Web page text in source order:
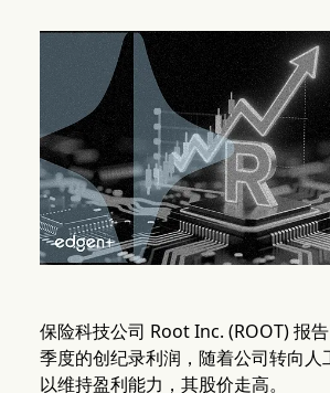
保险科技公司 Root Inc. (ROOT) 报
季度的创纪录利润，随着公司转向人
以维持盈利能力，其股价走高。